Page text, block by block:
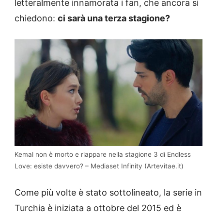
letteralmente innamorata i fan, che ancora si
chiedono: ci sarà una terza stagione?
Kemal non è morto e riappare nella stagione 3 di Endless
Love: esiste davvero? – Mediaset Infinity (Artevitae.it)
Come più volte è stato sottolineato, la serie in
Turchia è iniziata a ottobre del 2015 ed è